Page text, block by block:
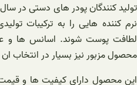
تولید کنندگان پودر های دستی در سال
نرم کننده هایی را به ترکیبات
لطافت پوست شوند. اسانس ها و
محصول مزبور نیز بسیار در انتخاب
این محصول دارای کیفیت ها و